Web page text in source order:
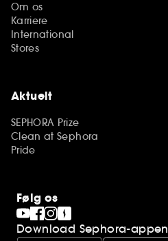
Om os
Karriere
International
Stores
Aktuelt
SEPHORA Prize
Clean at Sephora
Pride
Følg os
Download Sephora-appen